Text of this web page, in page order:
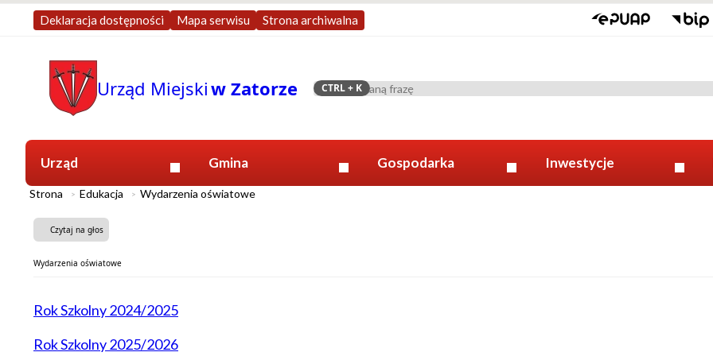
Deklaracja dostępności Mapa serwisu Strona archiwalna
Urząd Miejskiw Zatorze Szukaj
CTRL+ K
Urząd Gmina Gospodarka Inwestycje
Strona Edukacja Wydarzenia oświatowe
Czytaj na głos
Wydarzenia oświatowe
Rok Szkolny 2024/2025
Rok Szkolny 2025/2026